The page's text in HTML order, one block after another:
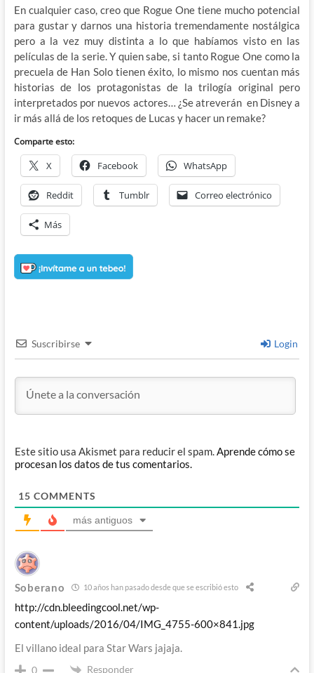
En cualquier caso, creo que Rogue One tiene mucho potencial
para gustar y darnos una historia tremendamente nostálgica
pero a la vez muy distinta a lo que habíamos visto en las
películas de la serie. Y quien sabe, si tanto Rogue One como la
precuela de Han Solo tienen éxito, lo mismo nos cuentan más
historias de los protagonistas de la trilogía original pero
interpretados por nuevos actores… ¿Se atreverán en Disney a
ir más allá de los retoques de Lucas y hacer un remake?
Comparte esto:
X Facebook WhatsApp
Reddit Tumblr Correo electrónico
Más
Suscribirse Login
Este sitio usa Akismet para reducir el spam. Aprende cómo se
procesan los datos de tus comentarios.
15 COMMENTS
más antiguos
Soberano 10 años han pasado desde que se escribió esto
http://cdn.bleedingcool.net/wp-
content/uploads/2016/04/IMG_4755-600×841.jpg
El villano ideal para Star Wars jajaja.
0 Responder